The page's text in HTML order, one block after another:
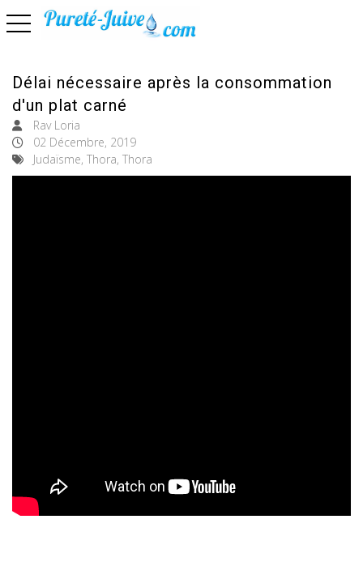
basculer la navigation
Délai nécessaire après la consommation
d'un plat carné
Rav Loria
02 Décembre, 2019
Judaïsme, Thora, Thora